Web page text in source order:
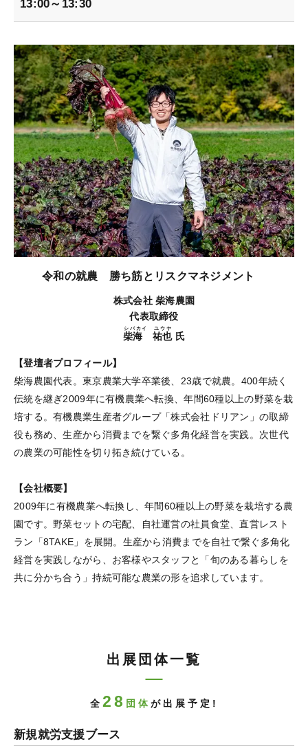
13:00～13:30
令和の就農 勝ち筋とリスクマネジメント
株式会社 柴海農園
代表取締役
柴海 祐也
シバカイ ユウヤ
氏
【登壇者プロフィール】
柴海農園代表。東京農業大学卒業後、23歳で就農。400年続く
伝統を継ぎ2009年に有機農業へ転換、年間60種以上の野菜を栽
培する。有機農業生産者グループ「株式会社ドリアン」の取締
役も務め、生産から消費までを繋ぐ多角化経営を実践。次世代
の農業の可能性を切り拓き続けている。
【会社概要】
2009年に有機農業へ転換し、年間60種以上の野菜を栽培する農
園です。野菜セットの宅配、自社運営の社員食堂、直営レスト
ラン「8TAKE」を展開。生産から消費までを自社で繋ぐ多角化
経営を実践しながら、お客様やスタッフと「旬のある暮らしを
共に分かち合う」持続可能な農業の形を追求しています。
出展団体一覧
全 28 団体が出展予定!
新規就労支援ブース